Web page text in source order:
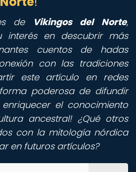
de Vikingos del Norte,
interés en descubrir más
cuentos de hadas
con las tradiciones
este artículo en redes
poderosa de difundir
el conocimiento
ancestral! ¿Qué otros
con la mitología nórdica
en futuros artículos?